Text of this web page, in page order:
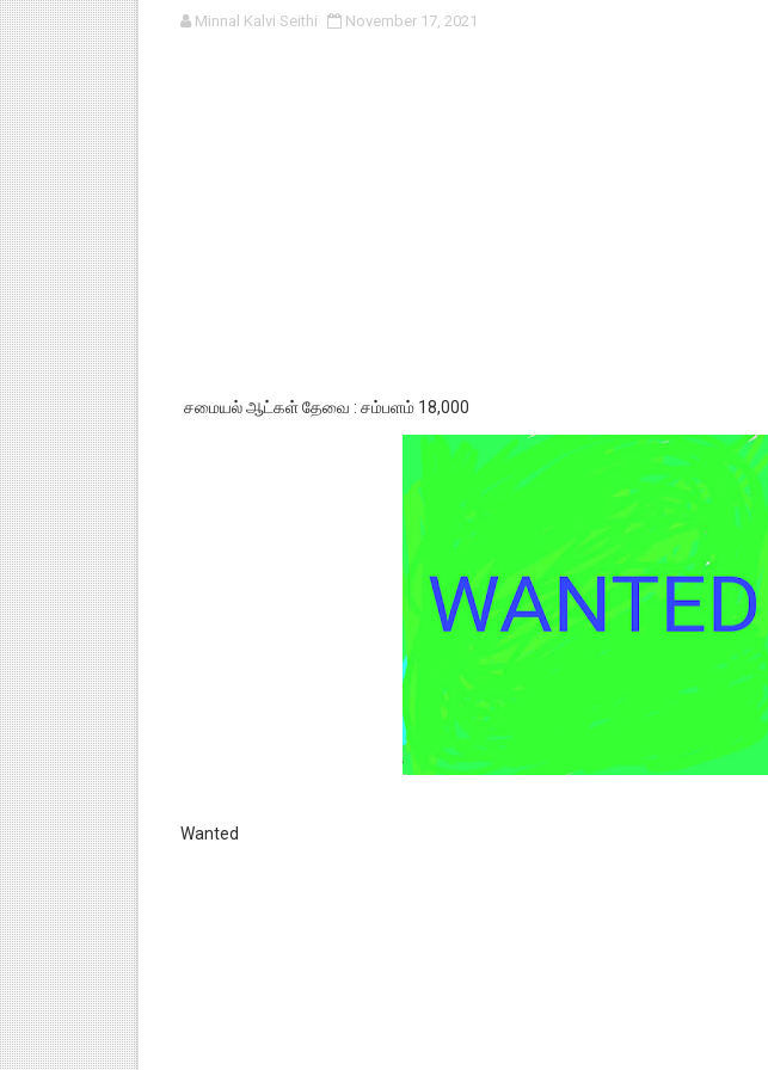
பள்ளி காலை வழிபாட்டுச் செயல்பாடுகள் - டிசம்பர் 17
Minnal Kalvi Seithi November 17, 2021
சமையல் ஆட்கள் தேவை : சம்பளம் 18,000
Wanted